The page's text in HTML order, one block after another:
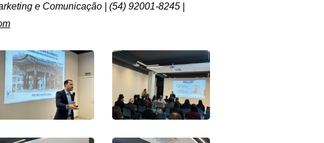
e Comunicação | (54) 92001-8245 |